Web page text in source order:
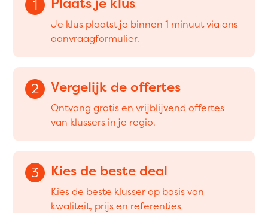
1
Je klus plaatst je binnen 1 minuut via ons
aanvraagformulier.
2 Vergelijk de offertes
Ontvang gratis en vrijblijvend offertes
van klussers in je regio.
3 Kies de beste deal
Kies de beste klusser op basis van
kwaliteit, prijs en referenties